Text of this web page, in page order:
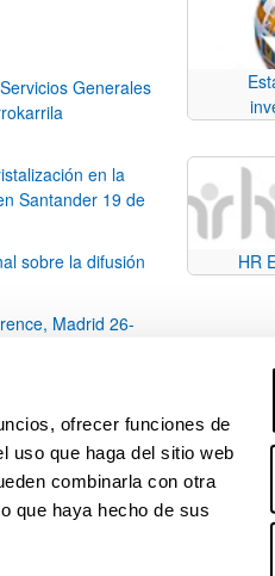
ofrecer funciones de
uso que haga del sitio web
combinarla con otra
que haya hecho de sus
Generales
en la
Santander 19 de
sobre la difusión
Madrid 26-
desplazarse.Use TAB para
HR